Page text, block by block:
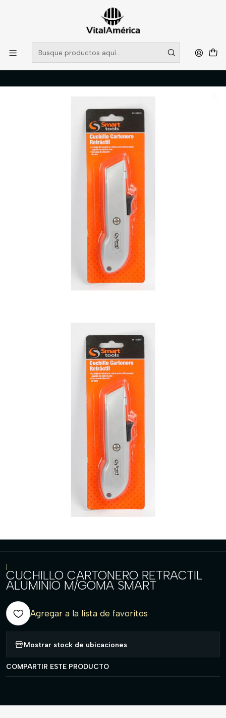
POR SISTEMA FRONTAL SOLO RETIROS EN TIENDA, DESDE
MUCHAS GRACIAS +569 5956 2237
Leer más
Inicio Catálogo FERRETERIA
HERRAMIENTAS MANUALES
CUCHILLO CARTONERO RETRACTIL ALUMINIO M/GOMA SMART
|
CUCHILLO CARTONERO RETRACTIL
ALUMINIO M/GOMA SMART
Agregar a la lista de favoritos
Mostrar stock de ubicaciones
COMPARTIR ESTE PRODUCTO